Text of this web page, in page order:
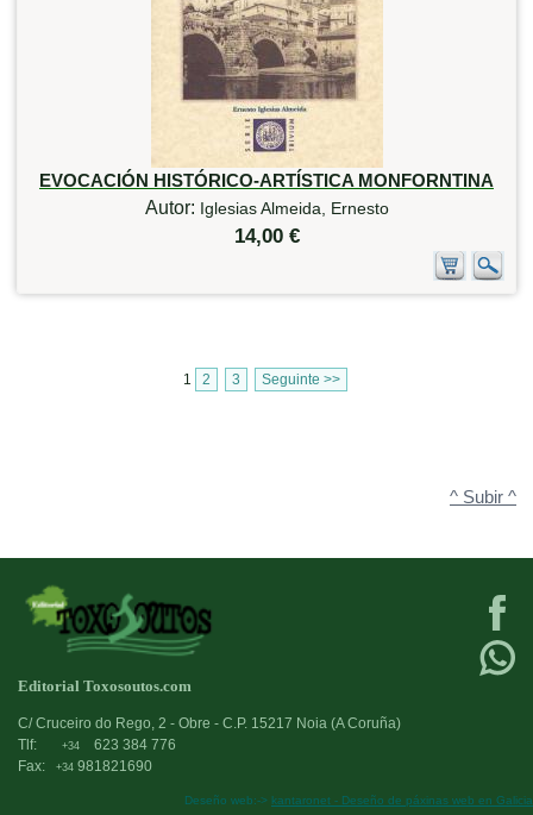
EVOCACIÓN HISTÓRICO-ARTÍSTICA MONFORNTINA
Autor: Iglesias Almeida, Ernesto
14,00 €
1 2 3 Seguinte >>
^ Subir ^
Editorial Toxosoutos.com
C/ Cruceiro do Rego, 2 - Obre - C.P. 15217 Noia (A Coruña)
Tlf:
+34
623 384 776
Fax:
+34 981821690
Deseño web:-> kantaronet - Deseño de páxinas web en Galicia